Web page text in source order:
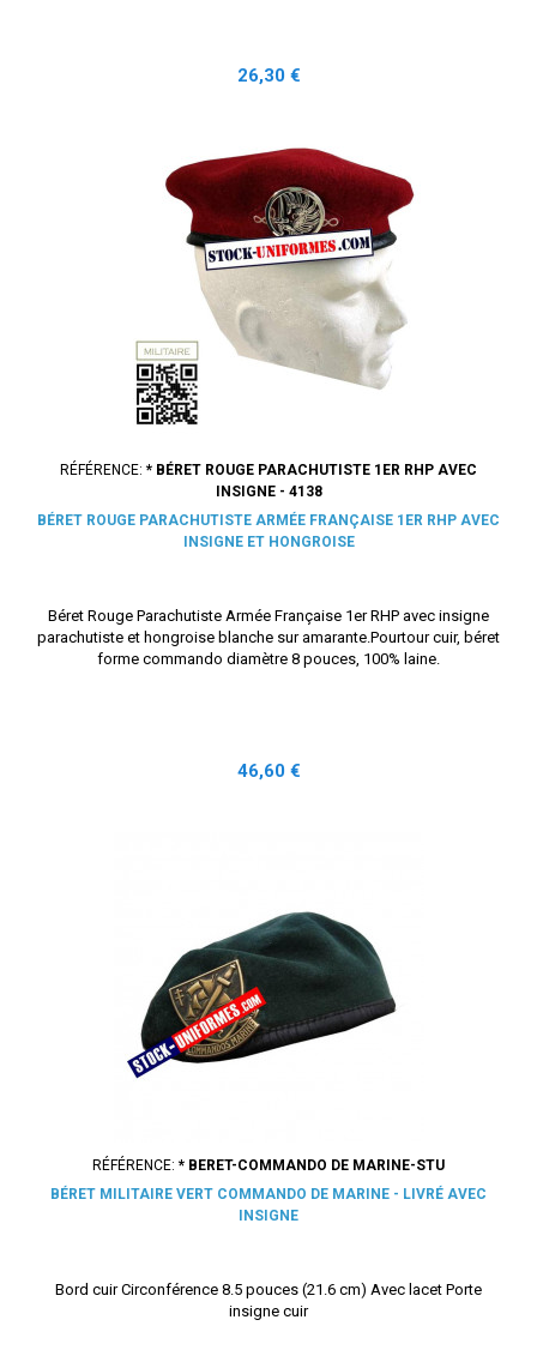
Prix
26,30 €
RÉFÉRENCE: * BÉRET ROUGE PARACHUTISTE 1ER RHP AVEC
INSIGNE - 4138
BÉRET ROUGE PARACHUTISTE ARMÉE FRANÇAISE 1ER RHP AVEC
INSIGNE ET HONGROISE
Béret Rouge Parachutiste Armée Française 1er RHP avec insigne
parachutiste et hongroise blanche sur amarante.Pourtour cuir, béret
forme commando diamètre 8 pouces, 100% laine.
Prix
46,60 €
RÉFÉRENCE: * BERET-COMMANDO DE MARINE-STU
BÉRET MILITAIRE VERT COMMANDO DE MARINE - LIVRÉ AVEC
INSIGNE
Bord cuir Circonférence 8.5 pouces (21.6 cm) Avec lacet Porte
insigne cuir